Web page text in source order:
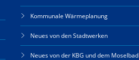
Kommunale Wärmeplanung
Neues von den Stadtwerken
Neues von der KBG und dem Moselbad